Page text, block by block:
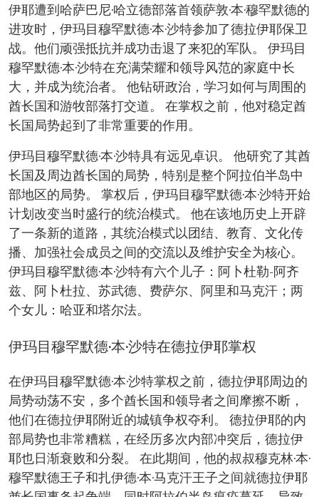
伊耶遭到哈萨巴尼·哈立德部落首领萨敦·本·穆罕默德的
进攻时，伊玛目穆罕默德·本·沙特参加了德拉伊耶保卫
战。他们顽强抵抗并成功击退了来犯的军队。 伊玛目
穆罕默德·本·沙特在充满荣耀和领导风范的家庭中长
大，并成为统治者。 他钻研政治，学习如何与周围的
酋长国和游牧部落打交道。 在掌权之前，他对稳定酋
长国局势起到了非常重要的作用。
伊玛目穆罕默德·本·沙特具有远见卓识。 他研究了其酋
长国及周边酋长国的局势，特别是整个阿拉伯半岛中
部地区的局势。 掌权后，伊玛目穆罕默德·本·沙特开始
计划改变当时盛行的统治模式。 他在该地历史上开辟
了一条新的道路，其统治模式以团结、教育、文化传
播、加强社会成员之间的交流以及维护安全为核心。
伊玛目穆罕默德·本·沙特有六个儿子：阿卜杜勒-阿齐
兹、阿卜杜拉、苏武德、费萨尔、阿里和马克汗；两
个女儿：哈亚和塔尔法。
伊玛目穆罕默德·本·沙特在德拉伊耶掌权
在伊玛目穆罕默德·本·沙特掌权之前，德拉伊耶周边的
局势动荡不安，多个酋长国和领导者之间摩擦不断，
他们在德拉伊耶附近的城镇争权夺利。 德拉伊耶的内
部局势也非常糟糕，在经历多次内部冲突后，德拉伊
耶也日渐衰败和分裂。 在此期间，他的叔叔穆克林·本·
穆罕默德王子和扎伊德·本·马克汗王子之间就德拉伊耶